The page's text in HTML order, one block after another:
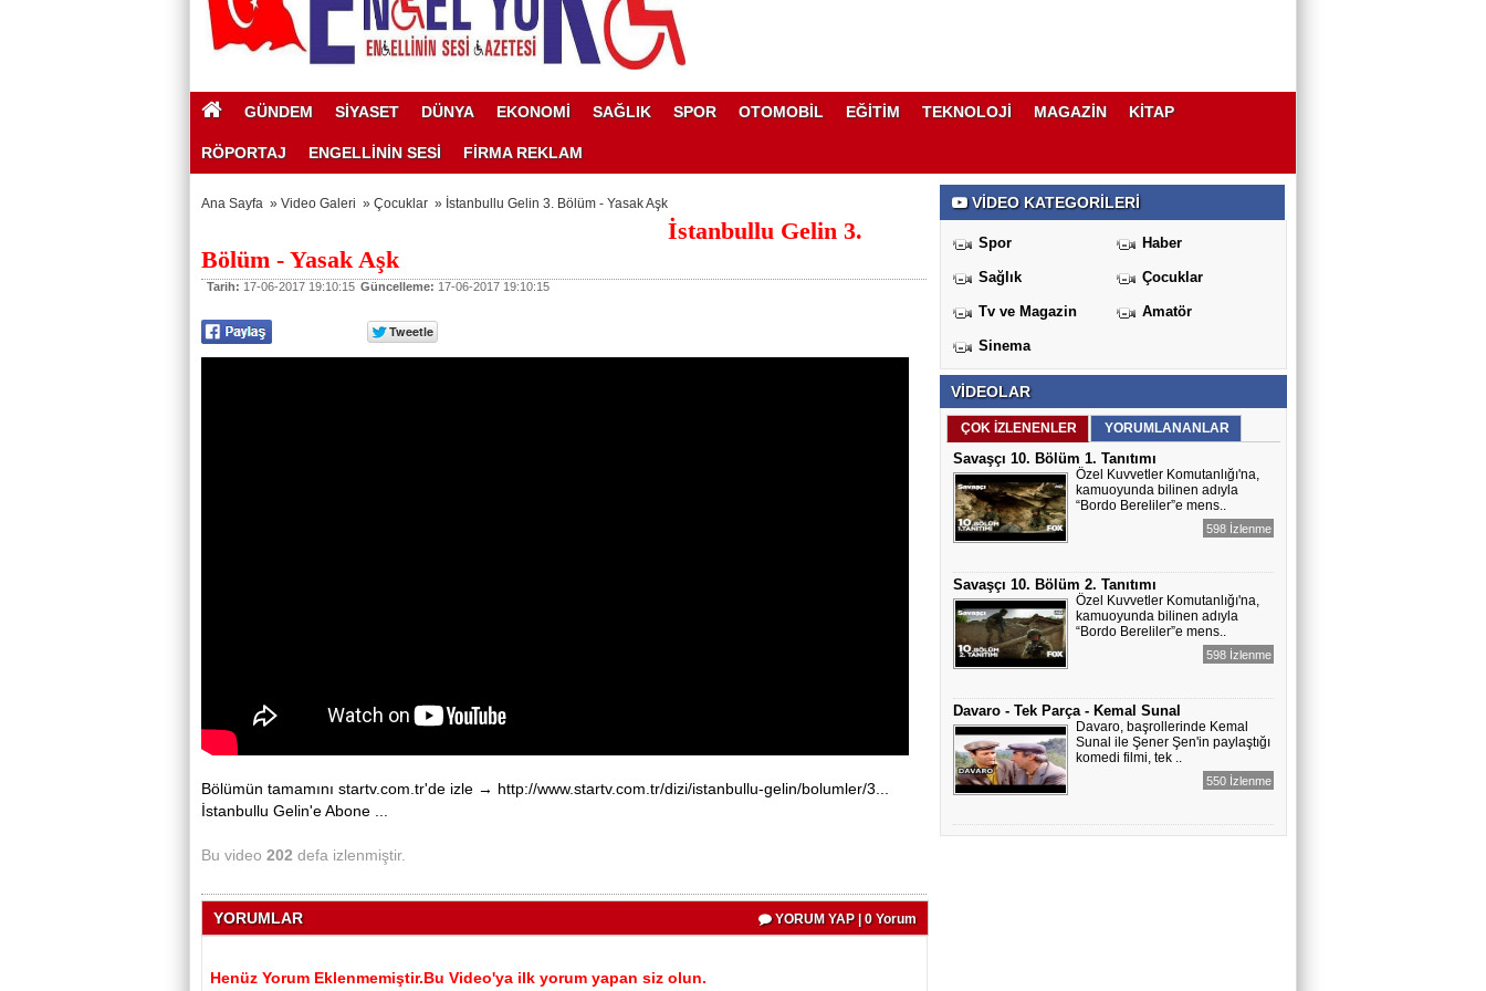
GÜNDEM SİYASET DÜNYA EKONOMİ SAĞLIK SPOR OTOMOBİL EĞİTİM TEKNOLOJİ MAGAZİN KİTAP
RÖPORTAJ ENGELLİNİN SESİ FİRMA REKLAM
Ana Sayfa » Video Galeri » Çocuklar » İstanbullu Gelin 3. Bölüm - Yasak Aşk
İstanbullu Gelin 3.
Bölüm - Yasak Aşk
Tarih: 17-06-2017 19:10:15 Güncelleme: 17-06-2017 19:10:15
Bölümün tamamını startv.com.tr'de izle → http://www.startv.com.tr/dizi/istanbullu-gelin/bolumler/3...
İstanbullu Gelin'e Abone ...
Bu video 202 defa izlenmiştir.
YORUMLAR YORUM YAP | 0 Yorum
Henüz Yorum Eklenmemiştir.Bu Video'ya ilk yorum yapan siz olun.
VİDEO KATEGORİLERİ
Spor Haber
Sağlık Çocuklar
Tv ve Magazin Amatör
Sinema
VİDEOLAR
ÇOK İZLENENLER YORUMLANANLAR
Savaşçı 10. Bölüm 1. Tanıtımı
Özel Kuvvetler Komutanlığı'na,
kamuoyunda bilinen adıyla
“Bordo Bereliler”e mens..
598 İzlenme
Savaşçı 10. Bölüm 2. Tanıtımı
Özel Kuvvetler Komutanlığı'na,
kamuoyunda bilinen adıyla
“Bordo Bereliler”e mens..
598 İzlenme
Davaro - Tek Parça - Kemal Sunal
Davaro, başrollerinde Kemal
Sunal ile Şener Şen'in paylaştığı
komedi filmi, tek ..
550 İzlenme